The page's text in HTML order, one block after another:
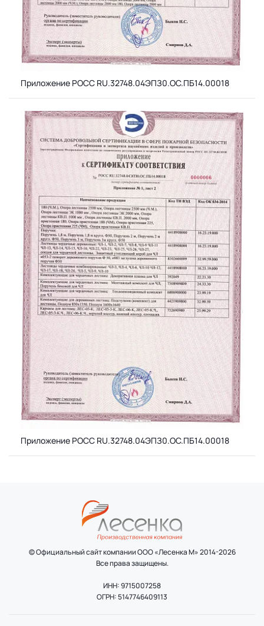
Приложение РОСС RU.32748.04ЭПЗ0.ОС.ПБ14.00018
Приложение РОСС RU.32748.04ЭПЗ0.ОС.ПБ14.00018
© Официальный сайт компании ООО «Лесенка М» 2014-2026
Все права защищены.
ИНН: 9715007258
ОГРН: 5147746409113